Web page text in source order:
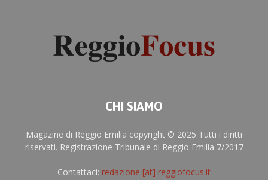
CHI SIAMO
Magazine di Reggio Emilia copyright © 2025 Tutti i diritti
riservati. Registrazione Tribunale di Reggio Emilia 7/2017
Contattaci: redazione [at] reggiofocus.it